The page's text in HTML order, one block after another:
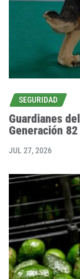
SEGURIDAD
Guardianes
Generación
JUL 27, 2026